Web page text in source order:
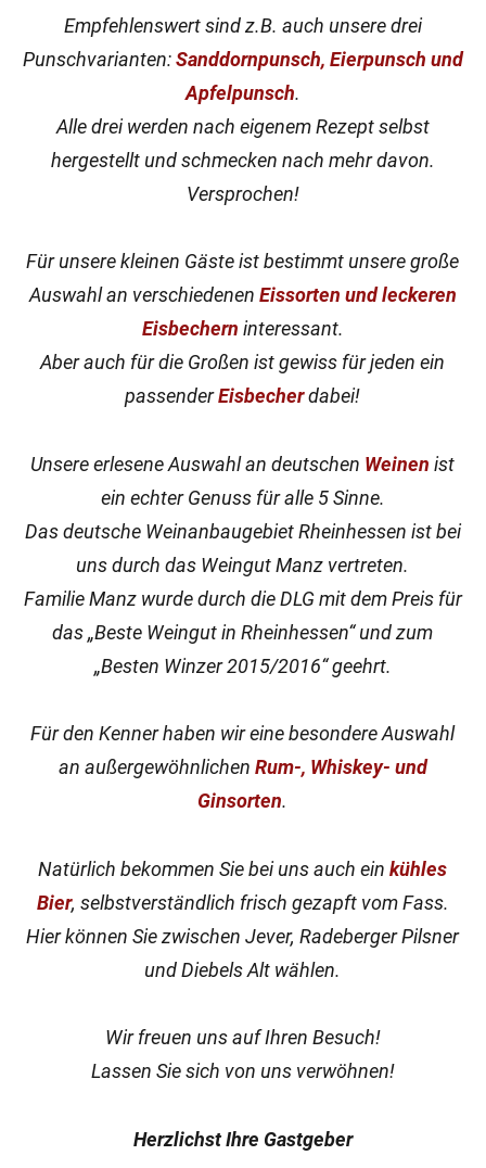
Empfehlenswert sind z.B. auch unsere drei
Punschvarianten:Sanddornpunsch, Eierpunsch und
Apfelpunsch.
Alle drei werden nach eigenem Rezept selbst
hergestellt und schmecken nach mehr davon.
Versprochen!
Für unsere kleinen Gäste ist bestimmt unsere große
Auswahl an verschiedenen Eissorten und leckeren
Eisbechern interessant.
Aber auch für die Großen ist gewiss für jeden ein
passenderEisbecherdabei!
Unsere erlesene Auswahl an deutschen Weinen ist
ein echter Genuss für alle 5 Sinne.
Das deutsche Weinanbaugebiet Rheinhessen ist bei
uns durch das Weingut Manz vertreten.
Familie Manz wurde durch die DLG mit dem Preis für
das „Beste Weingut in Rheinhessen“ und zum
„Besten Winzer 2015/2016“ geehrt.
Für den Kenner haben wir eine besondere Auswahl
an außergewöhnlichen Rum-, Whiskey- und
Ginsorten.
Natürlich bekommen Sie bei uns auch einkühles
Bier, selbstverständlich frisch gezapft vom Fass.
Hier können Sie zwischen Jever, Radeberger Pilsner
und Diebels Alt wählen.
Wir freuen uns auf Ihren Besuch!
Lassen Sie sich von uns verwöhnen!
Herzlichst Ihre Gastgeber